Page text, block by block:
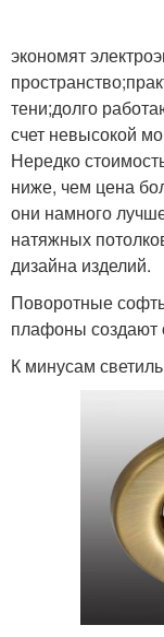
экономят
тени;долго
счет невысокой
Нередко
ниже, чем цена
они намного
натяжных
дизайна изделий.
Поворотные
плафоны создают
К минусам